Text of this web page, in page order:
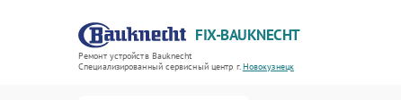
FIX-BAUKNECHT
Ремонт устройств Bauknecht
Специализированный cервисный центр г.Новокузнецк